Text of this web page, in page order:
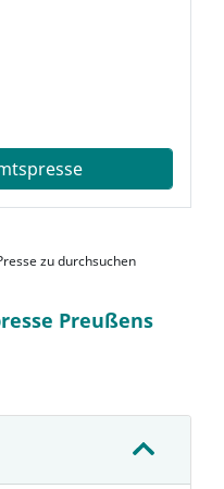
zu durchsuchen
Preußens